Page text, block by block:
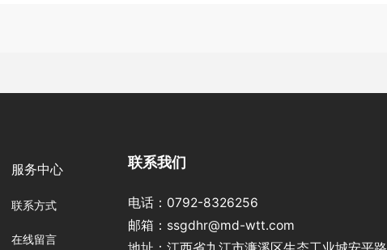
服务中心
联系方式
在线留言
联系我们
电话： 0792-8326256
邮箱： ssgdhr@md-wtt.com